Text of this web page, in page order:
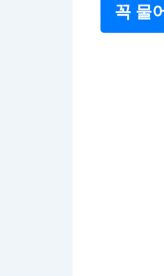
꼭 물